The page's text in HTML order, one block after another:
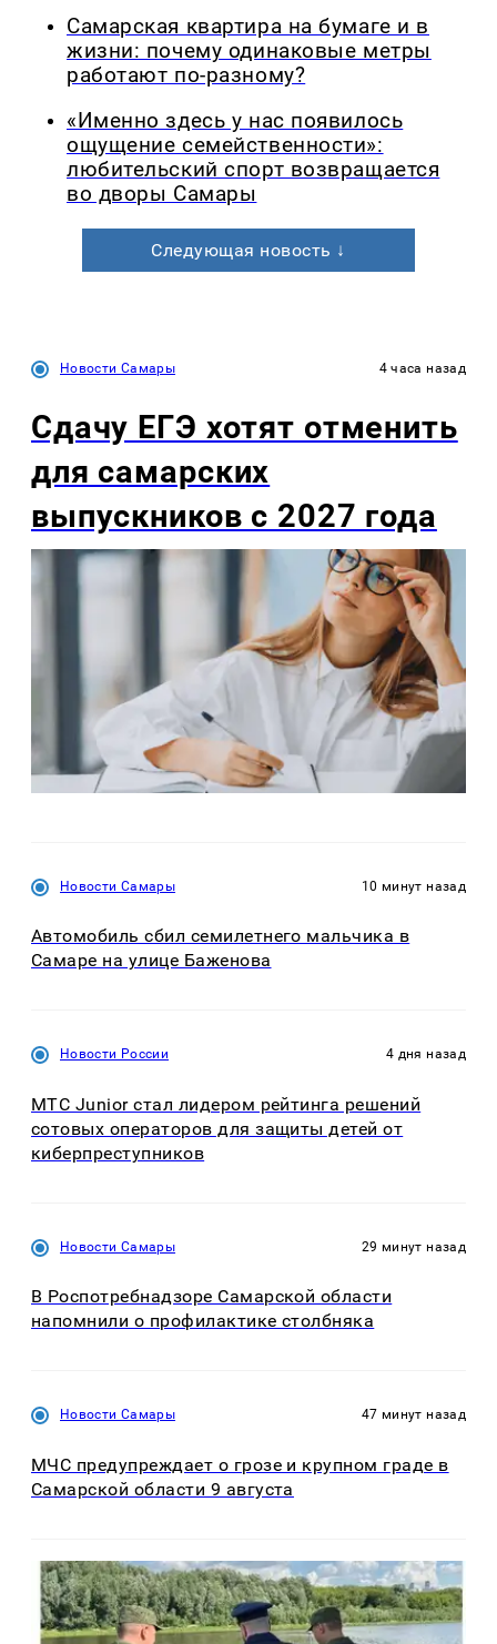
Самарская квартира на бумаге и в
жизни: почему одинаковые метры
работают по-разному?
«Именно здесь у нас появилось
ощущение семейственности»:
любительский спорт возвращается
во дворы Самары
Следующая новость ↓
Новости Самары 4 часа назад
Сдачу ЕГЭ хотят отменить
для самарских
выпускников с 2027 года
Новости Самары 10 минут назад
Автомобиль сбил семилетнего мальчика в
Самаре на улице Баженова
Новости России 4 дня назад
МТС Junior стал лидером рейтинга решений
сотовых операторов для защиты детей от
киберпреступников
Новости Самары 29 минут назад
В Роспотребнадзоре Самарской области
напомнили о профилактике столбняка
Новости Самары 47 минут назад
МЧС предупреждает о грозе и крупном граде в
Самарской области 9 августа